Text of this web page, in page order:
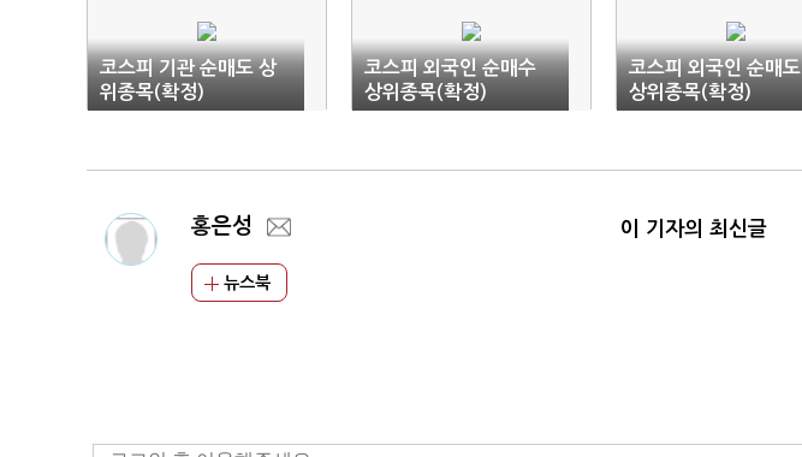
코스피 기관 순매도 상
위종목(확정)
코스피 외국인 순매수
상위종목(확정)
코스피 외국인 순매도
상위종목(확정)
홍은성
뉴스북
이 기자의 최신글